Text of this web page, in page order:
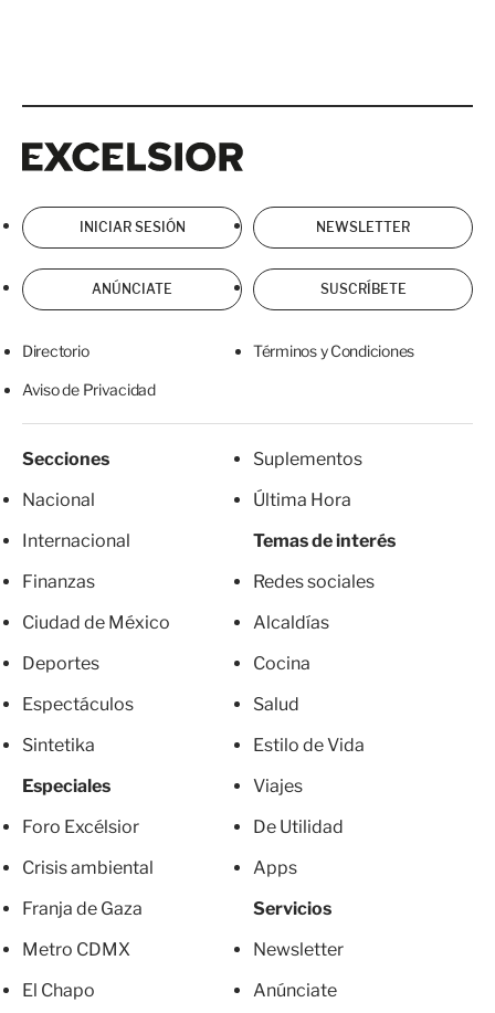
INICIAR SESIÓN NEWSLETTER
ANÚNCIATE SUSCRÍBETE
Directorio Términos y Condiciones
Aviso de Privacidad
Secciones
Nacional
Internacional
Finanzas
Ciudad de México
Deportes
Espectáculos
Sintetika
Especiales
Foro Excélsior
Crisis ambiental
Franja de Gaza
Metro CDMX
El Chapo
Suplementos
Última Hora
Temas de interés
Redes sociales
Alcaldías
Cocina
Salud
Estilo de Vida
Viajes
De Utilidad
Apps
Servicios
Newsletter
Anúnciate